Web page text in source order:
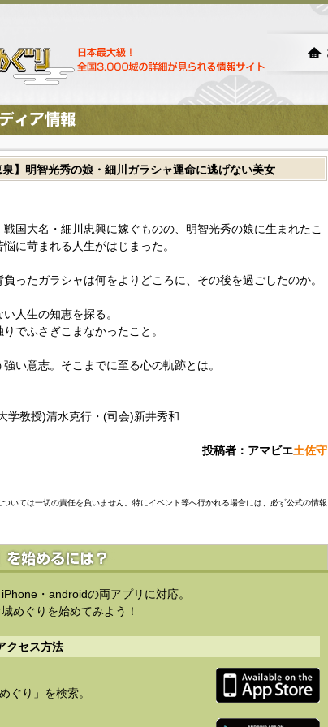
】明智光秀の娘・細川ガラシャ運命に逃げない美女
国大名・細川忠興に嫁ぐものの、明智光秀の娘に生まれたこ
に苛まれる人生がはじまった。
ったガラシャは何をよりどころに、その後を過ごしたのか。
人生の知恵を探る。
でふさぎこまなかったこと。
い意志。そこまでに至る心の軌跡とは。
学教授)清水克行・(司会)新井秀和
投稿者：アマビエ土佐守
いては一切の責任を負いません。特にイベント等へ行かれる場合には、必ず公式の情報
・androidの両アプリに対応。
めぐりを始めてみよう！
クセス方法
ぐり」を検索。